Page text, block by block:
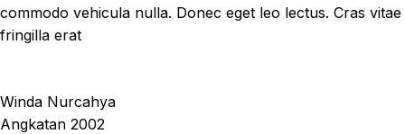
commodo vehicula nulla. Donec eget leo lectus. Cras vitae
fringilla erat
Winda Nurcahya
Angkatan 2002